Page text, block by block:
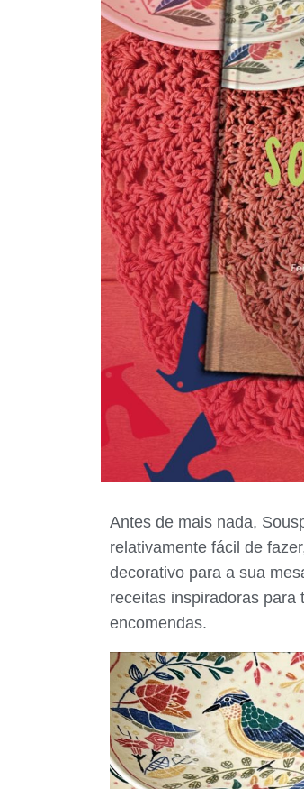
Antes de mais nada,
relativamente fácil de
decorativo para a sua
receitas inspiradoras para
encomendas.